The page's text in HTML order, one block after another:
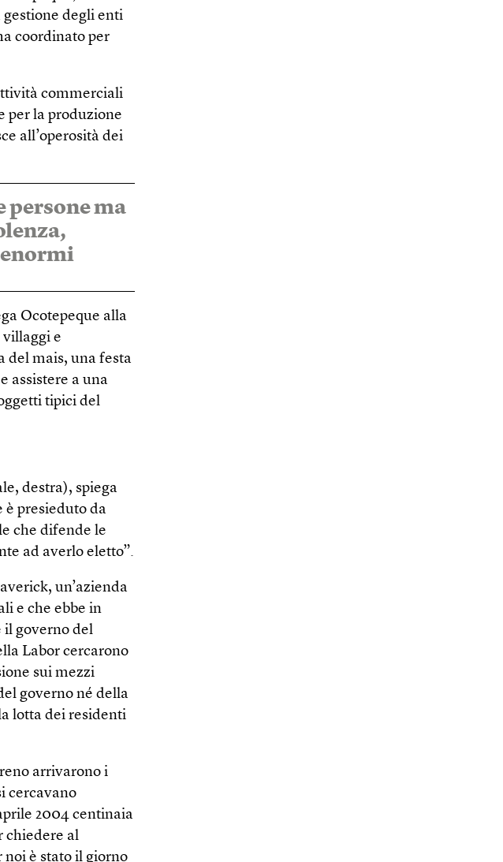
gestione degli enti
coordinato per
commerciali
per la produzione
all’operosità dei
persone ma
enormi
Ocotepeque alla
villaggi e
del mais, una festa
assistere a una
tipici del
destra), spiega
è presieduto da
che difende le
ad averlo eletto”.
un’azienda
e che ebbe in
il governo del
Labor cercarono
sui mezzi
governo né della
lotta dei residenti
arrivarono i
cercavano
2004 centinaia
chiedere al
noi è stato il giorno